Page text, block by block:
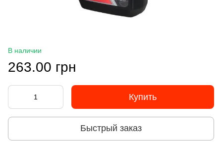
В наличии
263.00 грн
Купить
Быстрый заказ